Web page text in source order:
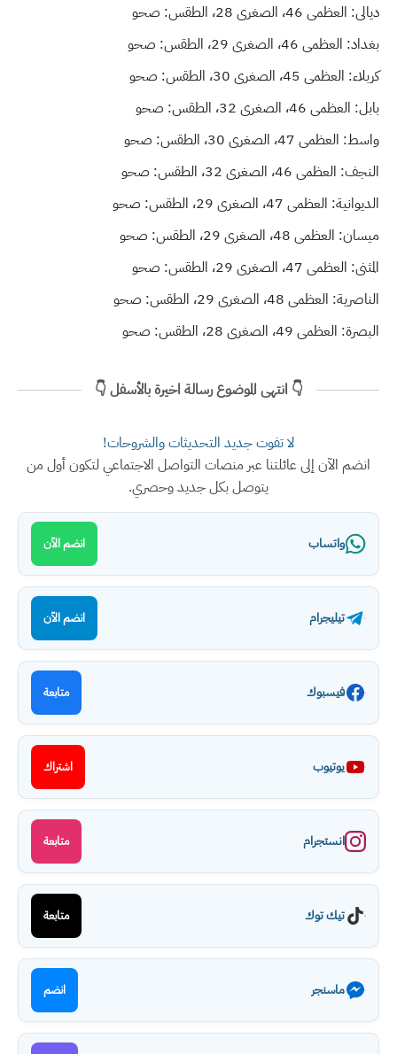
ديالى: العظمى 46، الصغرى 28، الطقس: صحو
بغداد: العظمى 46، الصغرى 29، الطقس: صحو
كربلاء: العظمى 45، الصغرى 30، الطقس: صحو
بابل: العظمى 46، الصغرى 32، الطقس: صحو
واسط: العظمى 47، الصغرى 30، الطقس: صحو
النجف: العظمى 46، الصغرى 32، الطقس: صحو
الديوانية: العظمى 47، الصغرى 29، الطقس: صحو
ميسان: العظمى 48، الصغرى 29، الطقس: صحو
المثنى: العظمى 47، الصغرى 29، الطقس: صحو
الناصرية: العظمى 48، الصغرى 29، الطقس: صحو
البصرة: العظمى 49، الصغرى 28، الطقس: صحو
👇 انتهى الموضوع رسالة اخيرة بالأسفل 👇
لا تفوت جديد التحديثات والشروحات!
انضم الآن إلى عائلتنا عبر منصات التواصل الاجتماعي لتكون أول من
يتوصل بكل جديد وحصري.
واتساب انضم الآن
تيليجرام انضم الآن
فيسبوك متابعة
يوتيوب اشتراك
انستجرام متابعة
تيك توك متابعة
ماسنجر انضم